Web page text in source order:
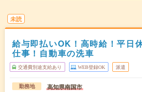
未読
給与即払いOK！高時給！平日
仕事！自動車の洗車
交通費別途支給あり WEB登録OK 派遣
勤務地 高知県南国市